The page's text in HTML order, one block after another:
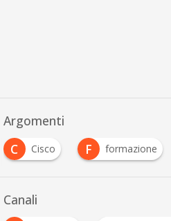
Argomenti
C Cisco F formazione
Canali